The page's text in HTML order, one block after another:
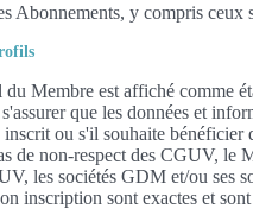
Abonnements, y compris
Membre est affiché comme
que les données et
ou s'il souhaite bénéficier
de non-respect des CGUV,
les sociétés GDM et/ou ses
inscription sont exactes et